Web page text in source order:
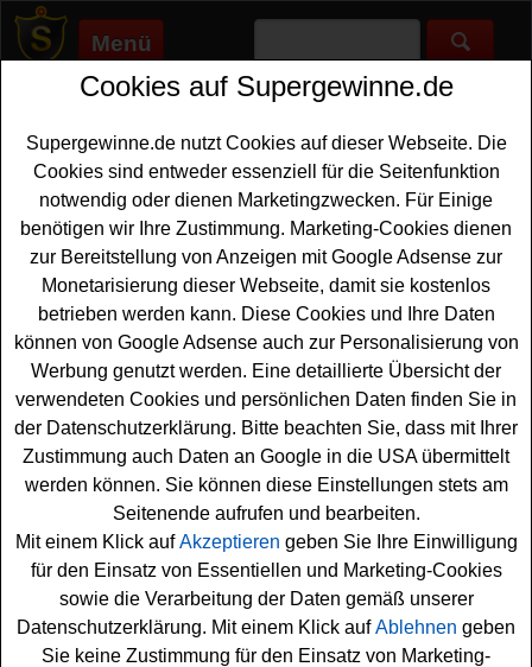
Menü
Supergewinne.de>Gewinnspiele>Sonstige Gewinnspiele
Anzeige:
Anzeige:
Bergstolz Gewinnspiel - tolle Ski
gewinnen
Ein schönesSki Gewinnspielgibt es derzeit bei
Bergstolz. Verlost wird ein Paar Rossignol Super
Blackops - und Sie können diese tollen Ski gewinnen.
Falls Sie an dem kostenlosen Bergstolz Gewinnspiel
teilnehmen möchten, müssen Sie kurz die Lösung der
folgenden Preisfrage herausfinden: Mit wem begann
Abel Rossignol 1936 zusammenzuarbeiten? Wissen Sie
die Antwort? Dann schnell mitmachen und die tolle
Gewinnchance sichern! Vielleicht klappt es ja und Sie
können die tollen Ski gewinnen? Auf jeden Fall sind die
Daumen schon fest gedrückt.
Cookies auf Supergewinne.de
Supergewinne.de nutzt Cookies auf dieser Webseite. Die
Cookies sind entweder essenziell für die Seitenfunktion
notwendig oder dienen Marketingzwecken. Für Einige
benötigen wir Ihre Zustimmung. Marketing-Cookies dienen
zur Bereitstellung von Anzeigen mit Google Adsense zur
Monetarisierung dieser Webseite, damit sie kostenlos
betrieben werden kann. Diese Cookies und Ihre Daten
können von Google Adsense auch zur Personalisierung von
Werbung genutzt werden. Eine detaillierte Übersicht der
verwendeten Cookies und persönlichen Daten finden Sie in
der Datenschutzerklärung. Bitte beachten Sie, dass mit Ihrer
Zustimmung auch Daten an Google in die USA übermittelt
werden können. Sie können diese Einstellungen stets am
Seitenende aufrufen und bearbeiten.
Mit einem Klick aufAkzeptieren geben Sie Ihre Einwilligung
für den Einsatz von Essentiellen und Marketing-Cookies
sowie die Verarbeitung der Daten gemäß unserer
Datenschutzerklärung. Mit einem Klick aufAblehnen geben
Sie keine Zustimmung für den Einsatz von Marketing-